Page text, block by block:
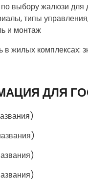
по выбору жалюзи для
типы
и монтаж
в жилых комплексах:
ДЛЯ